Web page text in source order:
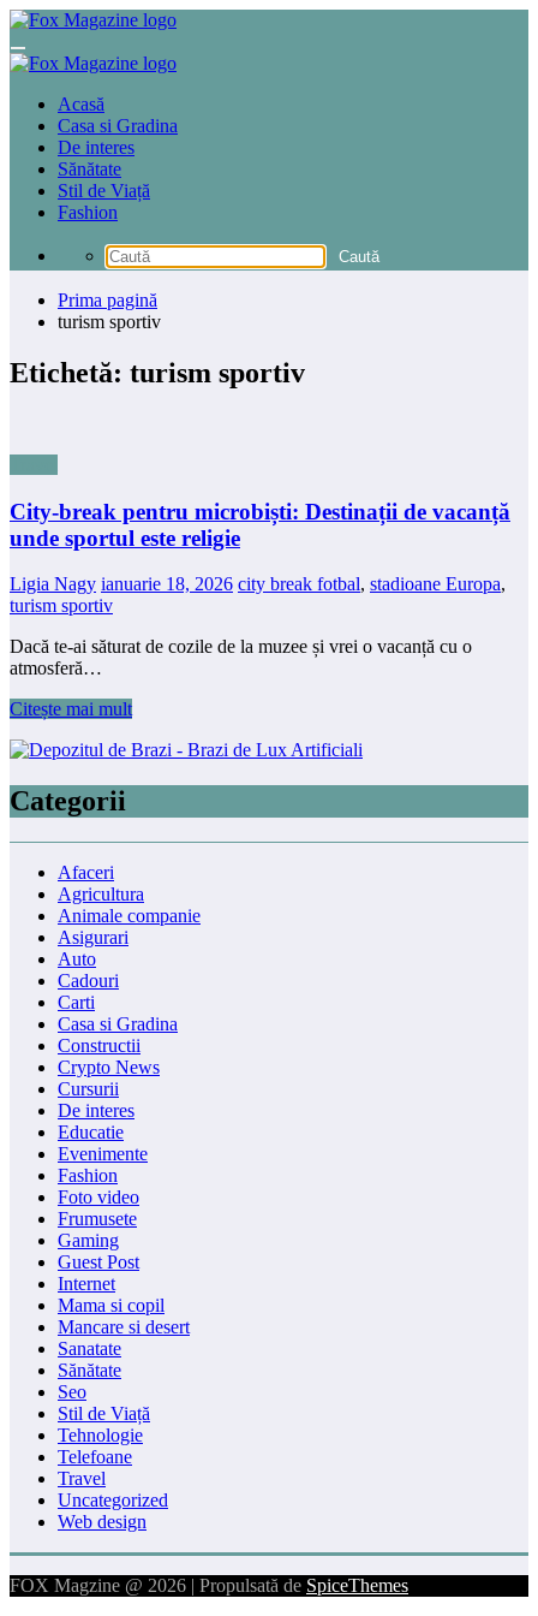
Sari
conținut
Acasă
Casa si Gradina
De interes
Sănătate
Stil de Viață
Fashion
Prima pagină
turism sportiv
Etichetă: turism sportiv
City-break pentru microbiști: Destinații de vacanță
unde sportul este religie
Ligia Nagy ianuarie 18, 2026 city break fotbal, stadioane Europa,
turism sportiv
Dacă te-ai săturat de cozile de la muzee și vrei o vacanță cu o
atmosferă…
Citește mai mult
Categorii
Afaceri
Agricultura
Animale companie
Asigurari
Auto
Cadouri
Carti
Casa si Gradina
Constructii
Crypto News
Cursurii
De interes
Educatie
Evenimente
Fashion
Foto video
Frumusete
Gaming
Guest Post
Internet
Mama si copil
Mancare si desert
Sanatate
Sănătate
Seo
Stil de Viață
Tehnologie
Telefoane
Travel
Uncategorized
Web design
FOX Magzine @ 2026 | Propulsată de SpiceThemes